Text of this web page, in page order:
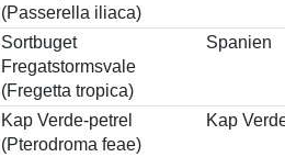
(Passerella iliaca)
Sortbuget
Fregatstormsvale
(Fregetta tropica)
Spanien
Kap Verde-petrel
(Pterodroma feae)
Kap